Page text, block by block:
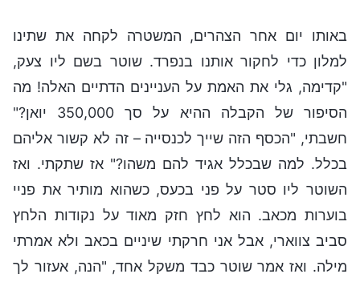
באותו יום אחר הצהרים, המשטרה לקחה את שתינו
למלון כדי לחקור אותנו בנפרד. שוטר בשם ליו צעק,
"קדימה, גלי את האמת על העניינים הדתיים האלה! מה
הסיפור של הקבלה ההיא על סך 350,000 יואן?"
חשבתי, "הכסף הזה שייך לכנסייה – זה לא קשור אליהם
בכלל. למה שבכלל אגיד להם משהו?" אז שתקתי. ואז
השוטר ליו סטר על פני בכעס, כשהוא מותיר את פניי
בוערות מכאב. הוא לחץ חזק מאוד על נקודות הלחץ
סביב צווארי, אבל אני חרקתי שיניים בכאב ולא אמרתי
מילה. ואז אמר שוטר כבד משקל אחד, "הנה, אעזור לך